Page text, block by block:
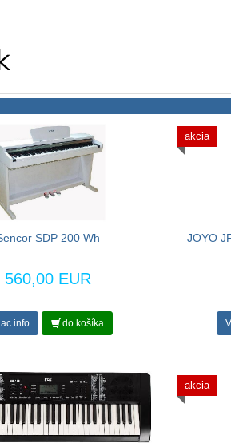
SDP 200 Wh
560,00 EUR
info do košíka
akcia
JOYO
akcia